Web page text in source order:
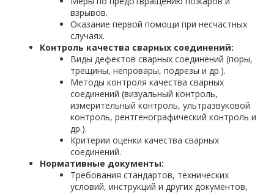
взрывов.
Оказание первой помощи при несчастных
случаях.
Контроль качества сварных соединений:
Виды дефектов сварных соединений (поры,
трещины, непровары, подрезы и др.).
Методы контроля качества сварных
соединений (визуальный контроль,
измерительный контроль, ультразвуковой
контроль, рентгенографический контроль и
др.).
Критерии оценки качества сварных
соединений.
Нормативные документы:
Требования стандартов, технических
условий, инструкций и других документов,